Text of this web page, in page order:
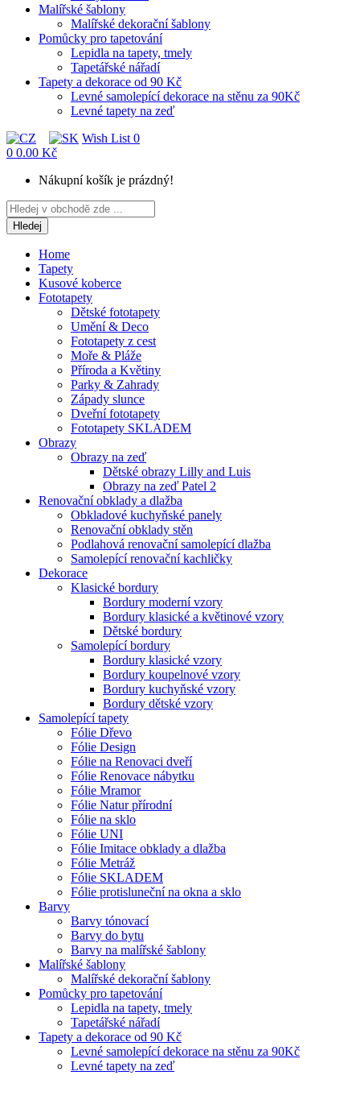
Malířské šablony
Malířské dekorační šablony
Pomůcky pro tapetování
Lepidla na tapety, tmely
Tapetářské nářadí
Tapety a dekorace od 90 Kč
Levné samolepící dekorace na stěnu za 90Kč
Levné tapety na zeď
Wish List 0
0 0.00 Kč
Nákupní košík je prázdný!
Hledej
Home
Tapety
Kusové koberce
Fototapety
Dětské fototapety
Umění & Deco
Fototapety z cest
Moře & Pláže
Příroda a Květiny
Parky & Zahrady
Západy slunce
Dveřní fototapety
Fototapety SKLADEM
Obrazy
Obrazy na zeď
Dětské obrazy Lilly and Luis
Obrazy na zeď Patel 2
Renovační obklady a dlažba
Obkladové kuchyňské panely
Renovační obklady stěn
Podlahová renovační samolepící dlažba
Samolepící renovační kachličky
Dekorace
Klasické bordury
Bordury moderní vzory
Bordury klasické a květinové vzory
Dětské bordury
Samolepící bordury
Bordury klasické vzory
Bordury koupelnové vzory
Bordury kuchyňské vzory
Bordury dětské vzory
Samolepící tapety
Fólie Dřevo
Fólie Design
Fólie na Renovaci dveří
Fólie Renovace nábytku
Fólie Mramor
Fólie Natur přírodní
Fólie na sklo
Fólie UNI
Fólie Imitace obklady a dlažba
Fólie Metráž
Fólie SKLADEM
Fólie protisluneční na okna a sklo
Barvy
Barvy tónovací
Barvy do bytu
Barvy na malířské šablony
Malířské šablony
Malířské dekorační šablony
Pomůcky pro tapetování
Lepidla na tapety, tmely
Tapetářské nářadí
Tapety a dekorace od 90 Kč
Levné samolepící dekorace na stěnu za 90Kč
Levné tapety na zeď